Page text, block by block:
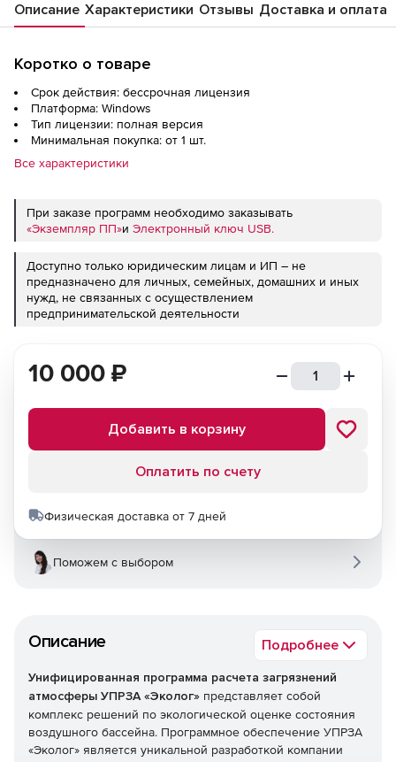
Описание Характеристики Отзывы Доставка и оплата
Коротко о товаре
Срок действия: бессрочная лицензия
Платформа: Windows
Тип лицензии: полная версия
Минимальная покупка: от 1 шт.
Все характеристики
При заказе программ необходимо заказывать
«Экземпляр ПП»и Электронный ключ USB.
Доступно только юридическим лицам и ИП – не
предназначено для личных, семейных, домашних и иных
нужд, не связанных с осуществлением
предпринимательской деятельности
Описание Подробнее
Унифицированная программа расчета загрязнений
атмосферы УПРЗА «Эколог» представляет собой
комплекс решений по экологической оценке состояния
воздушного бассейна. Программное обеспечение УПРЗА
«Эколог» является уникальной разработкой компании
10 000 ₽
Добавить в корзину
Оплатить по счету
Физическая доставка от 7 дней
Поможем с выбором